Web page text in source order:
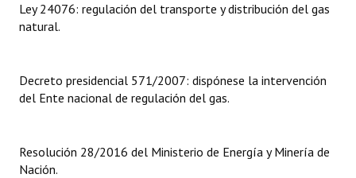
Digesto
DOCUMENTOS
Proyectos Presentados
Ley 24076: regulación del transporte y distribución del gas
natural.
Decreto presidencial 571/2007: dispónese la intervención
del Ente nacional de regulación del gas.
Resolución 28/2016 del Ministerio de Energía y Minería de
Nación.